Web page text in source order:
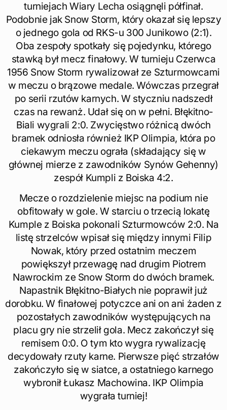
turniejach Wiary Lecha osiągnęli półfinał.
Podobnie jak Snow Storm, który okazał się lepszy
o jednego gola od RKS-u 300 Junikowo (2:1).
Oba zespoły spotkały się pojedynku, którego
stawką był mecz finałowy. W turnieju Czerwca
1956 Snow Storm rywalizował ze Szturmowcami
w meczu o brązowe medale. Wówczas przegrał
po serii rzutów karnych. W styczniu nadszedł
czas na rewanż. Udał się on w pełni. Błękitno-
Biali wygrali 2:0. Zwycięstwo różnicą dwóch
bramek odniosła również IKP Olimpia, która po
ciekawym meczu ograła (składający się w
głównej mierze z zawodników Synów Gehenny)
zespół Kumpli z Boiska 4:2.
Mecze o rozdzielenie miejsc na podium nie
obfitowały w gole. W starciu o trzecią lokatę
Kumple z Boiska pokonali Szturmowców 2:0. Na
listę strzelców wpisał się między innymi Filip
Nowak, który przed ostatnim meczem
powiększył przewagę nad drugim Piotrem
Nawrockim ze Snow Storm do dwóch bramek.
Napastnik Błękitno-Białych nie poprawił już
dorobku. W finałowej potyczce ani on ani żaden z
pozostałych zawodników występujących na
placu gry nie strzelił gola. Mecz zakończył się
remisem 0:0. O tym kto wygra rywalizację
decydowały rzuty karne. Pierwsze pięć strzałów
zakończyło się w siatce, a ostatniego karnego
wybronił Łukasz Machowina. IKP Olimpia
wygrała turniej!